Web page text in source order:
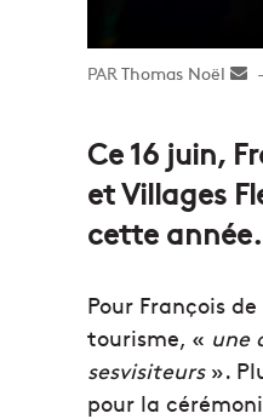
Thomas Noël
Ce 16 juin,
et Villages
cette année.
Pour François
tourisme, « une
sesvisiteurs ».
pour la